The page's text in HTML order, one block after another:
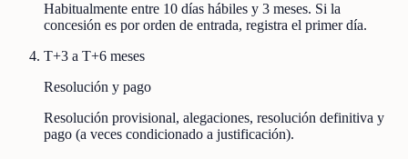
Habitualmente entre 10 días hábiles y 3 meses. Si la
concesión es por orden de entrada, registra el primer día.
T+3 a T+6 meses
Resolución y pago
Resolución provisional, alegaciones, resolución definitiva y
pago (a veces condicionado a justificación).